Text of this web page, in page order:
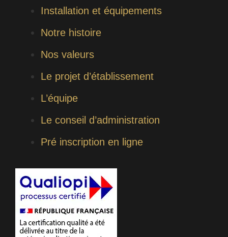
Installation et équipements
Notre histoire
Nos valeurs
Le projet d’établissement
L’équipe
Le conseil d’administration
Pré inscription en ligne